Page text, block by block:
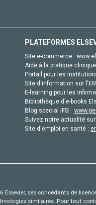
PLATEFORMES
Site e-commerce :
Aide à la pratique
Portail pour les
Site d'information sur
E-learning pour les
Bibliothèque d'e-books
Blog special IFSI :
Suivez notre actualité
Site d'emploi en santé :
ses concédants de
similaires. Pour tout